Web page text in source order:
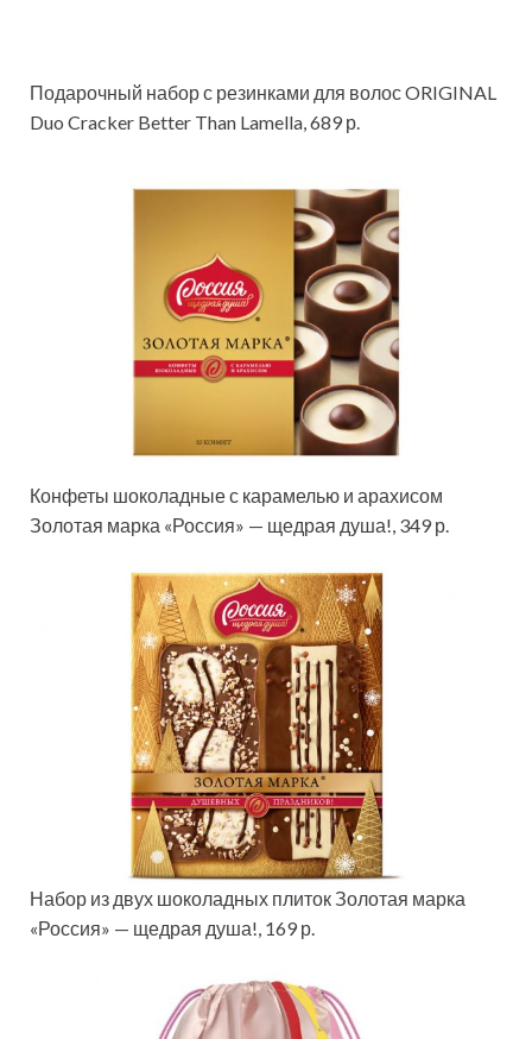
Подарочный набор с резинками для волос ORIGINAL
Duo Cracker Better Than Lamella, 689 р.
Конфеты шоколадные с карамелью и арахисом
Золотая марка «Россия» — щедрая душа!, 349 р.
Набор из двух шоколадных плиток Золотая марка
«Россия» — щедрая душа!, 169 р.